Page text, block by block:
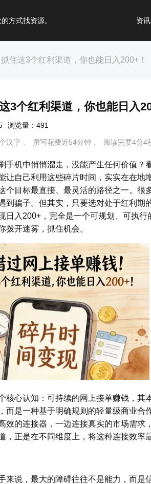
方式找资源。 资
住这3个红利渠道，你也能日入200+！
3个红利渠道，你也能日入
浏览量：491
汉字， 撰写花费近54分钟， 阅读完要4分4
手机中悄悄溜走，没能产生任何价值？
让自己利用这些碎片时间，实实在在地
个目标最直接、最灵活的路径之一。很
到骗子。但其实，只要选对处于红利期
日入200+，完全是一个可规划、可执行
拨开迷雾，抓住机会。
核心认知：可持续的网上接单赚钱，其
而是一种基于明确规则的轻量级商业合
效的连接器，一边连接真实的市场需求
正是在不同维度上，将这种连接效率
来说，最大的障碍往往不是能力，而是